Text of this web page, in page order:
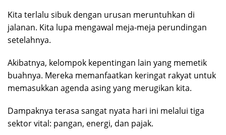
Kita terlalu sibuk dengan urusan meruntuhkan di
jalanan. Kita lupa mengawal meja-meja perundingan
setelahnya.
Akibatnya, kelompok kepentingan lain yang memetik
buahnya. Mereka memanfaatkan keringat rakyat untuk
memasukkan agenda asing yang merugikan kita.
Dampaknya terasa sangat nyata hari ini melalui tiga
sektor vital: pangan, energi, dan pajak.